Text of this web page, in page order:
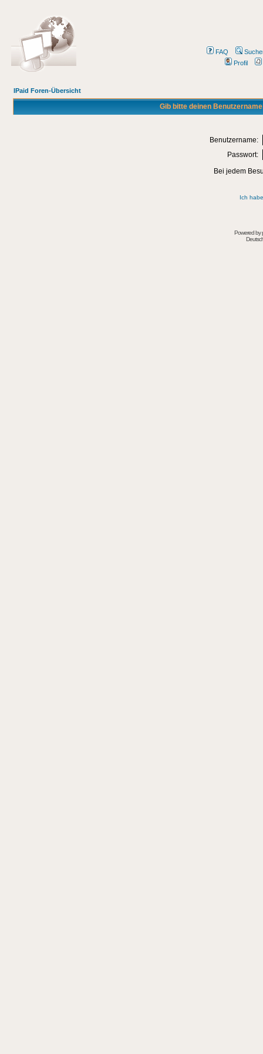
FAQ
Profil
IPaid Foren-Übersicht
Gib bitte deinen
Benutzername:
Passwort:
Bei jedem
Ich
Powered by